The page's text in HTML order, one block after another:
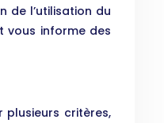
de l’utilisation du
vous informe des
plusieurs critères,